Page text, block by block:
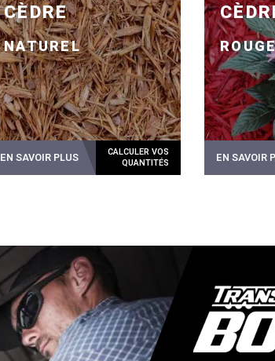
CÈDRE
NATUREL
EN SAVOIR PLUS EN SAVOIR